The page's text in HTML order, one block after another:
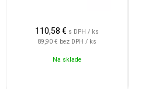
110,58 € s DPH / ks
89,90 € bez DPH / ks
Na sklade